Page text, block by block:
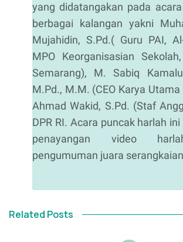
yang didatangakan pada
berbagai kalangan yakni
Mujahidin, S.Pd.( Guru PAI,
MPO Keorganisasian
Semarang), M. Sabiq
M.Pd., M.M. (CEO Karya
Ahmad Wakid, S.Pd. (Staf
DPR RI. Acara puncak harlah
penayangan video
pengumuman juara
Related Posts